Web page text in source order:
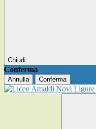
Chiudi
Conferma
Annulla Conferma